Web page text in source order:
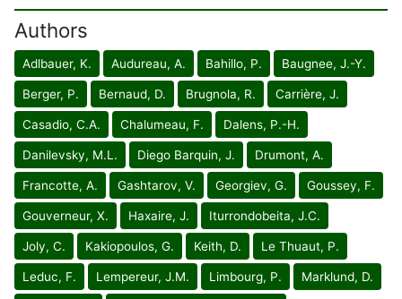
Authors
Adlbauer, K. Audureau, A. Bahillo, P. Baugnee, J.-Y.
Berger, P. Bernaud, D. Brugnola, R. Carrière, J.
Casadio, C.A. Chalumeau, F. Dalens, P.-H.
Danilevsky, M.L. Diego Barquin, J. Drumont, A.
Francotte, A. Gashtarov, V. Georgiev, G. Goussey, F.
Gouverneur, X. Haxaire, J. Iturrondobeita, J.C.
Joly, C. Kakiopoulos, G. Keith, D. Le Thuaut, P.
Leduc, F. Lempereur, J.M. Limbourg, P. Marklund, D.